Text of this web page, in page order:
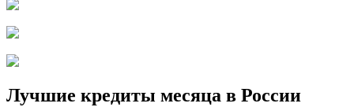
Лучшие кредиты месяца в России